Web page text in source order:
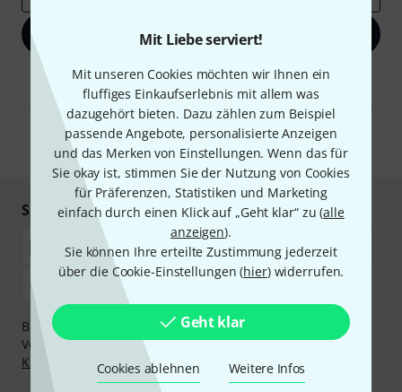
Mit Liebe serviert!
Mit unseren Cookies möchten wir Ihnen ein
fluffiges Einkaufserlebnis mit allem was
dazugehört bieten. Dazu zählen zum Beispiel
passende Angebote, personalisierte Anzeigen
und das Merken von Einstellungen. Wenn das für
Sie okay ist, stimmen Sie der Nutzung von Cookies
für Präferenzen, Statistiken und Marketing
einfach durch einen Klick auf „Geht klar“ zu (alle
anzeigen).
Sie können Ihre erteilte Zustimmung jederzeit
über die Cookie-Einstellungen (hier) widerrufen.
Geht klar
Cookies ablehnen Weitere Infos
Jetzt anmelden
Mit Klick auf „Jetzt anmelden“ stimmen Sie dem Erhalt von E-Mail-
Werbung und einer Messung des E-Mail-Nutzungsverhaltens zu. Die
Abmeldung ist jederzeit möglich. Weitere Informationen finden Sie in
unserenDatenschutzhinweisen.
* Pflichtfeld
Sicher einkaufen & bezahlen
Bezahlen Sie vertraulich und sicher per Nachnahme,
Vorkasse, PayPal, Amazon Pay,Klarna Sofort bezahlen
Klarna Ratenzahlungoder Kreditkarte.